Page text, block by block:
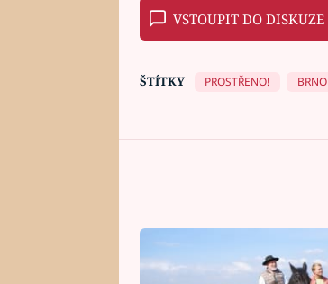
VSTOUPIT DO DISKUZE
ŠTÍTKY PROSTŘENO! BRNO